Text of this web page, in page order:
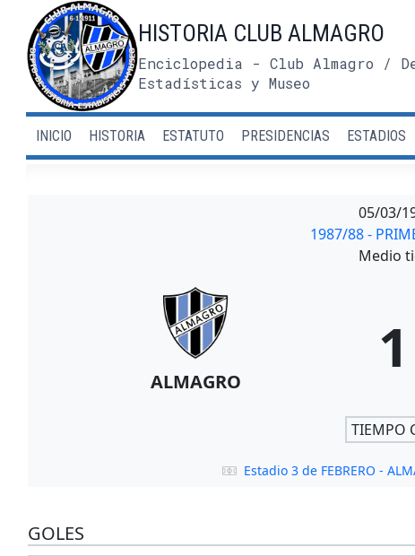
contenido
HISTORIA CLUB ALMAGRO
Enciclopedia - Club Almagro /
Estadísticas y Museo
INICIO HISTORIA ESTATUTO PRESIDENCIAS ESTADIOS
05/03/
1987/88 -
Medio
ALMAGRO 1
TIEMPO
Estadio 3 de FEBRERO -
GOLES